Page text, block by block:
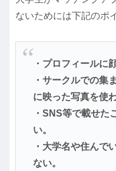
ないためには下記のポ
・プロフィールに
・サークルでの集
に映った写真を使
・SNS等で載せた
い。
・大学名や住んで
ない。